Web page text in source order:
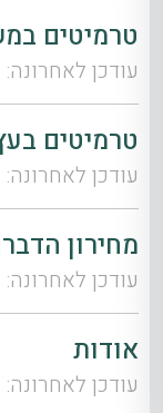
טרמיטים
עודכן לאחרונה: 08/05/2026, 06:07
טרמיטים
עודכן לאחרונה: 07/05/2026, 14:47
מחירון
עודכן לאחרונה: 07/05/2026, 06:41
אודות
עודכן לאחרונה: 30/04/2026, 06:53